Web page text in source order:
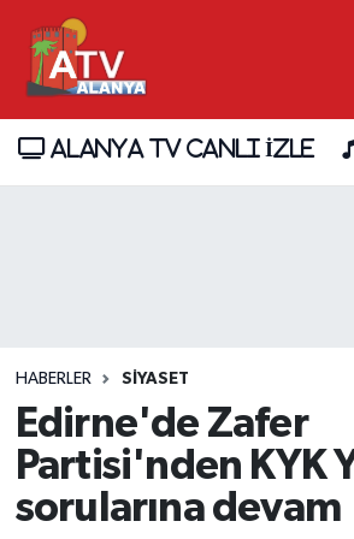
ALANYA TV CANLI İZLE
HABERLER SİYASET
Edirne'de Zafer
Partisi'nden KYK
sorularına devam